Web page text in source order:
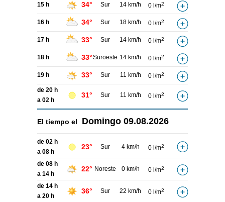
15 h 34° Sur 14 km/h 0 l/m2
16 h 34° Sur 18 km/h 0 l/m2
17 h 33° Sur 14 km/h 0 l/m2
18 h 33°Suroeste 14 km/h 0 l/m2
19 h 33° Sur 11 km/h 0 l/m2
de 20 h
a 02 h
31° Sur 11 km/h 0 l/m2
El tiempo el Domingo 09.08.2026
de 02 h
a 08 h
23° Sur 4 km/h 0 l/m2
de 08 h
a 14 h
22° Noreste 0 km/h 0 l/m2
de 14 h
a 20 h
36° Sur 22 km/h 0 l/m2